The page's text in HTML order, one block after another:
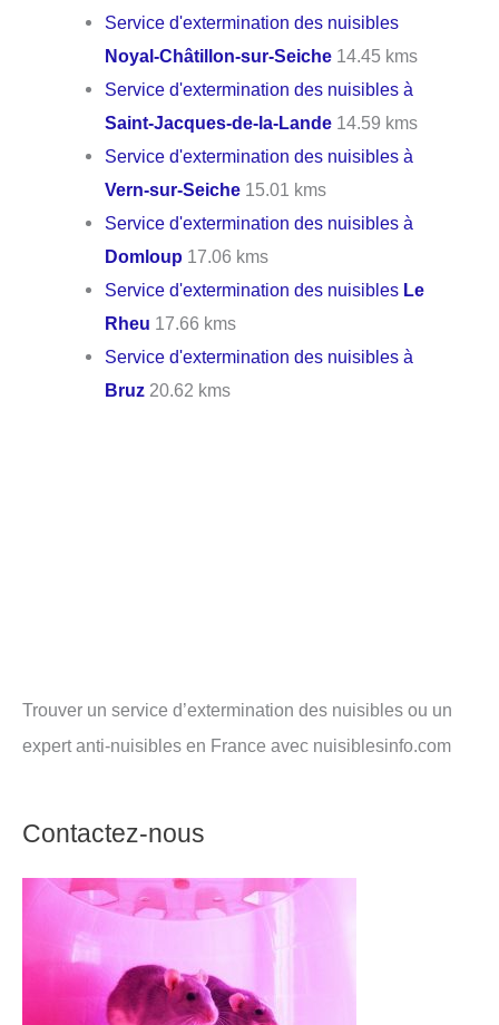
Service d'extermination des nuisibles
Noyal-Châtillon-sur-Seiche 14.45 kms
Service d'extermination des nuisibles à
Saint-Jacques-de-la-Lande 14.59 kms
Service d'extermination des nuisibles à
Vern-sur-Seiche 15.01 kms
Service d'extermination des nuisibles à
Domloup 17.06 kms
Service d'extermination des nuisibles Le
Rheu 17.66 kms
Service d'extermination des nuisibles à
Bruz 20.62 kms
Trouver un service d’extermination des nuisibles ou un
expert anti-nuisibles en France avec nuisiblesinfo.com
Contactez-nous